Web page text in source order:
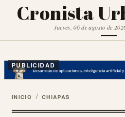
Cronista
Jueves, 06 de agosto de
PUBLICIDAD
INICIO / CHIAPAS